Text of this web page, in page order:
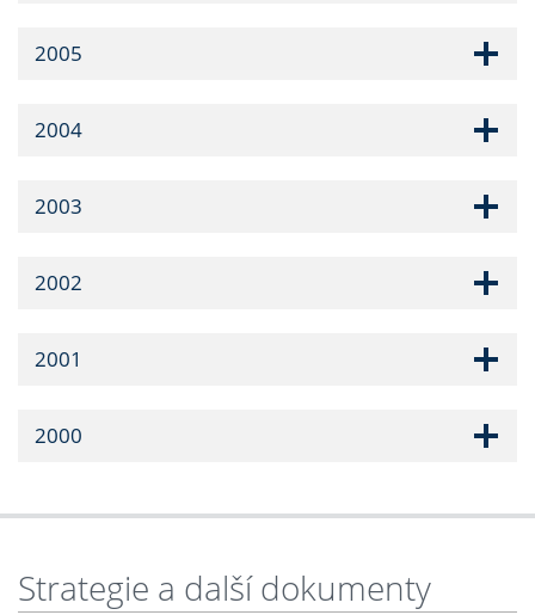
2005
2004
2003
2002
2001
2000
Strategie a další dokumenty